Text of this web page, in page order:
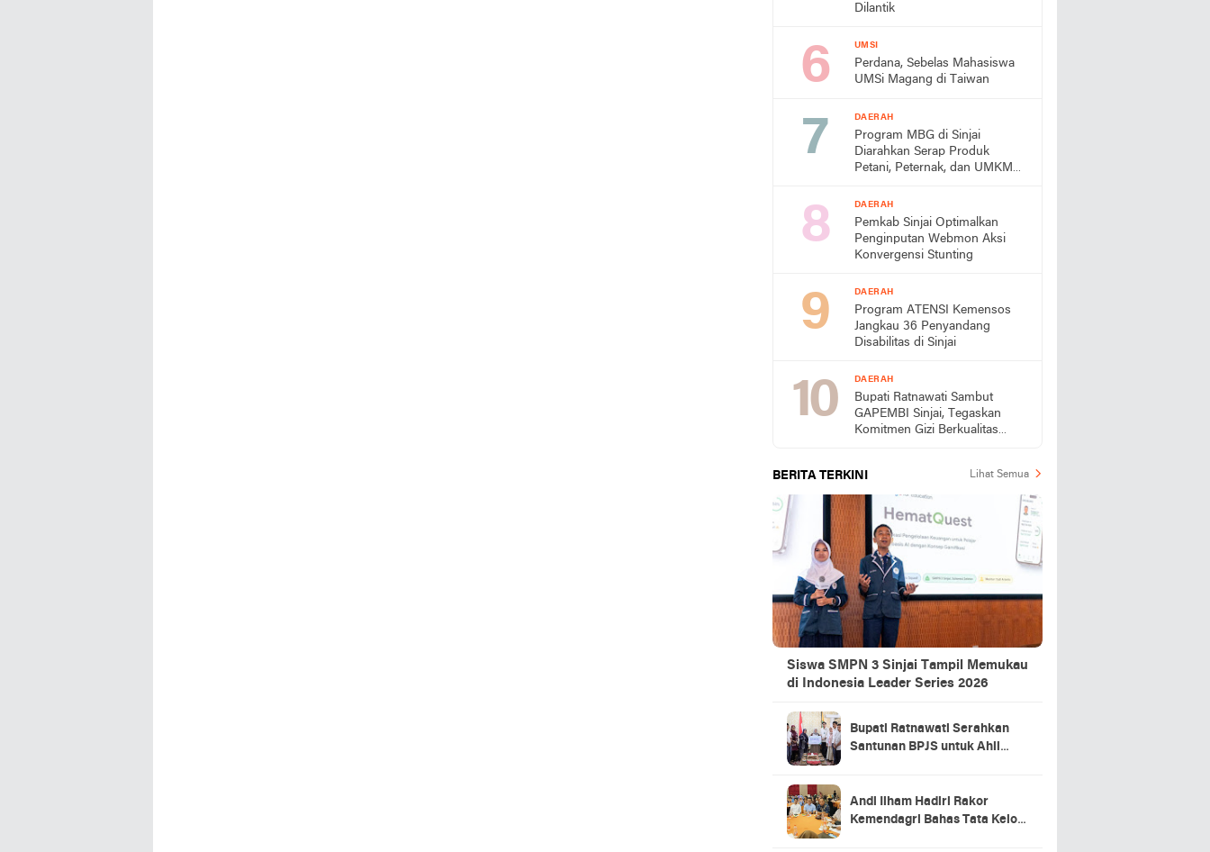
Dilantik
UMSI
Perdana, Sebelas Mahasiswa
UMSi Magang di Taiwan
DAERAH
Program MBG di Sinjai
Diarahkan Serap Produk
Petani, Peternak, dan UMKM
DAERAH
Pemkab Sinjai Optimalkan
Penginputan Webmon Aksi
Konvergensi Stunting
DAERAH
Program ATENSI Kemensos
Jangkau 36 Penyandang
Disabilitas di Sinjai
DAERAH
Bupati Ratnawati Sambut
GAPEMBI Sinjai, Tegaskan
Komitmen Gizi Berkualitas
BERITA TERKINI Lihat Semua
Siswa SMPN 3 Sinjai Tampil Memukau
di Indonesia Leader Series 2026
Bupati Ratnawati Serahkan
Santunan BPJS untuk Ahli
Andi Ilham Hadiri Rakor
Kemendagri Bahas Tata Kelola